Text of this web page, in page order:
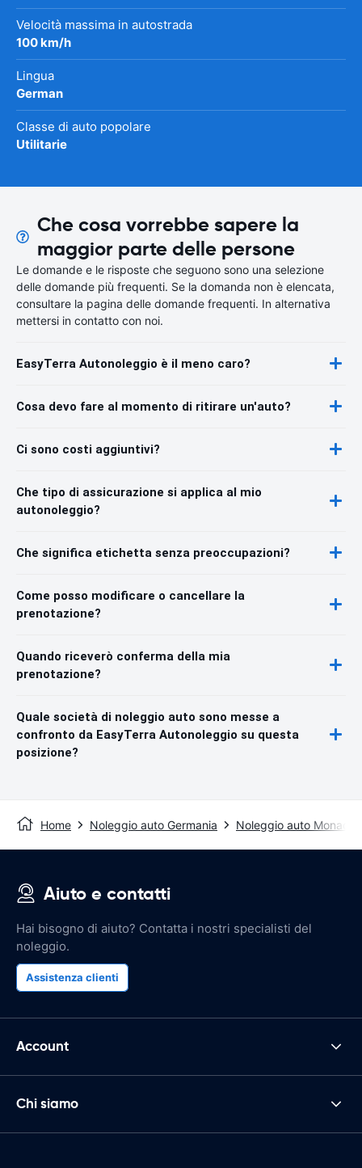
Velocità massima in autostrada
100 km/h
Lingua
German
Classe di auto popolare
Utilitarie
Che cosa vorrebbe sapere la
maggior parte delle persone
Le domande e le risposte che seguono sono una selezione
delle domande più frequenti. Se la domanda non è elencata,
consultare la pagina delle domande frequenti. In alternativa
mettersi in contatto con noi.
EasyTerra Autonoleggio è il meno caro?
Cosa devo fare al momento di ritirare un'auto?
Ci sono costi aggiuntivi?
Che tipo di assicurazione si applica al mio
autonoleggio?
Che significa etichetta senza preoccupazioni?
Come posso modificare o cancellare la
prenotazione?
Quando riceverò conferma della mia
prenotazione?
Quale società di noleggio auto sono messe a
confronto da EasyTerra Autonoleggio su questa
posizione?
Home Noleggio auto Germania Noleggio auto Monaco
Aiuto e contatti
Hai bisogno di aiuto? Contatta i nostri specialisti del
noleggio.
Assistenza clienti
Account
Chi siamo